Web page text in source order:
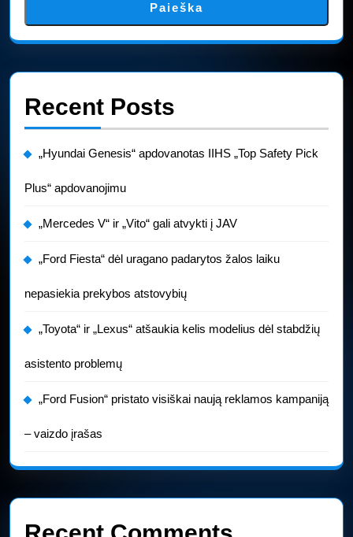
Paieška
Recent Posts
„Hyundai Genesis“ apdovanotas IIHS „Top Safety Pick
Plus“ apdovanojimu
„Mercedes V“ ir „Vito“ gali atvykti į JAV
„Ford Fiesta“ dėl uragano padarytos žalos laiku
nepasiekia prekybos atstovybių
„Toyota“ ir „Lexus“ atšaukia kelis modelius dėl stabdžių
asistento problemų
„Ford Fusion“ pristato visiškai naują reklamos kampaniją
– vaizdo įrašas